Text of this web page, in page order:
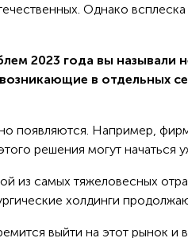
Однако
2023 года вы
в отдельных
появляются. Например,
решения могут начаться
из самых тяжеловесных
холдинги
выйти на этот рынок и